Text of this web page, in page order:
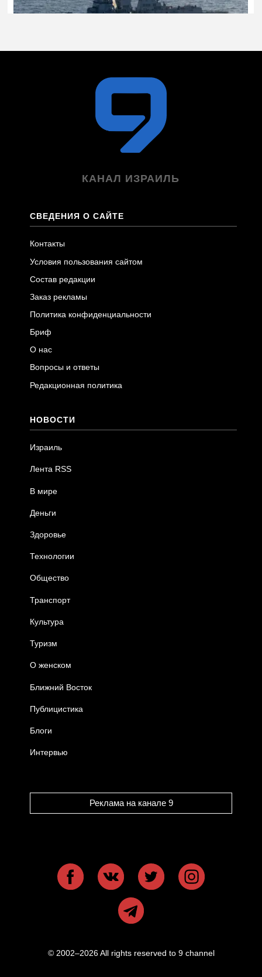
КАНАЛ ИЗРАИЛЬ
СВЕДЕНИЯ О САЙТЕ
Контакты
Условия пользования сайтом
Состав редакции
Заказ рекламы
Политика конфиденциальности
Бриф
О нас
Вопросы и ответы
Редакционная политика
НОВОСТИ
Израиль
Лента RSS
В мире
Деньги
Здоровье
Технологии
Общество
Транспорт
Культура
Туризм
О женском
Ближний Восток
Публицистика
Блоги
Интервью
Реклама на канале 9
© 2002–2026 All rights reserved to 9 channel